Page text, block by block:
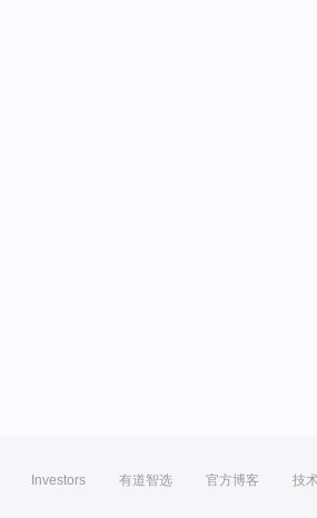
Investors 有道智选 官方博客 技